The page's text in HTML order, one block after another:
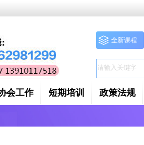
全新课程
会工作 短期培训 政策法规